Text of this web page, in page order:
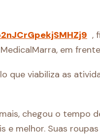
,
em
que viabiliza as
chegou o tempo
e melhor. Suas